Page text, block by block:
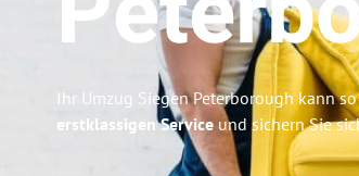
Ihr Umzug Siegen Peterborough kann
erstklassigen Service und sichern Sie